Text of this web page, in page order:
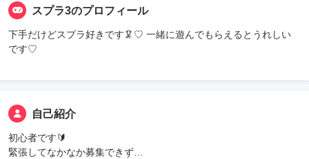
スプラ3のプロフィール
下手だけどスプラ好きです🦑♡ 一緒に遊んでもらえるとうれしい
です♡
自己紹介
初心者です🔰
緊張してなかなか募集できず…